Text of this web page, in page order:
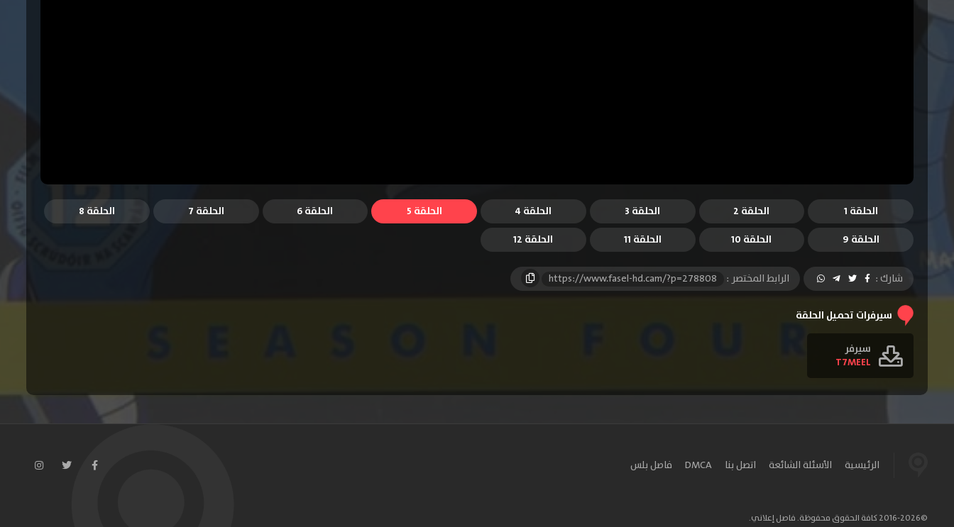
الحلقة 1 الحلقة 2 الحلقة 3 الحلقة 4 الحلقة 5 الحلقة 6 الحلقة 7
الحلقة 8
الحلقة 9
الحلقة 10 الحلقة 11 الحلقة 12
شارك : الرابط المختصر : https://www.fasel-hd.cam/?p=278808
سيرفرات تحميل الحلقة
سيرفر
T7MEEL
الرئيسية الأسئلة الشائعة اتصل بنا DMCA فاصل بلس
©2016-2026 كافة الحقوق محفوظة. فاصل إعلاني.